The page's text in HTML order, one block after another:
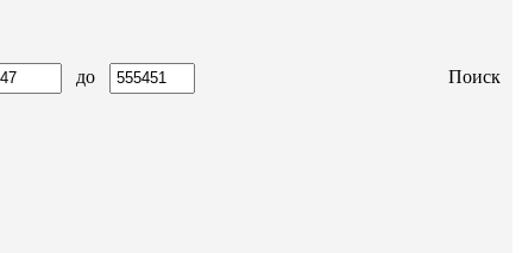
до Поиск